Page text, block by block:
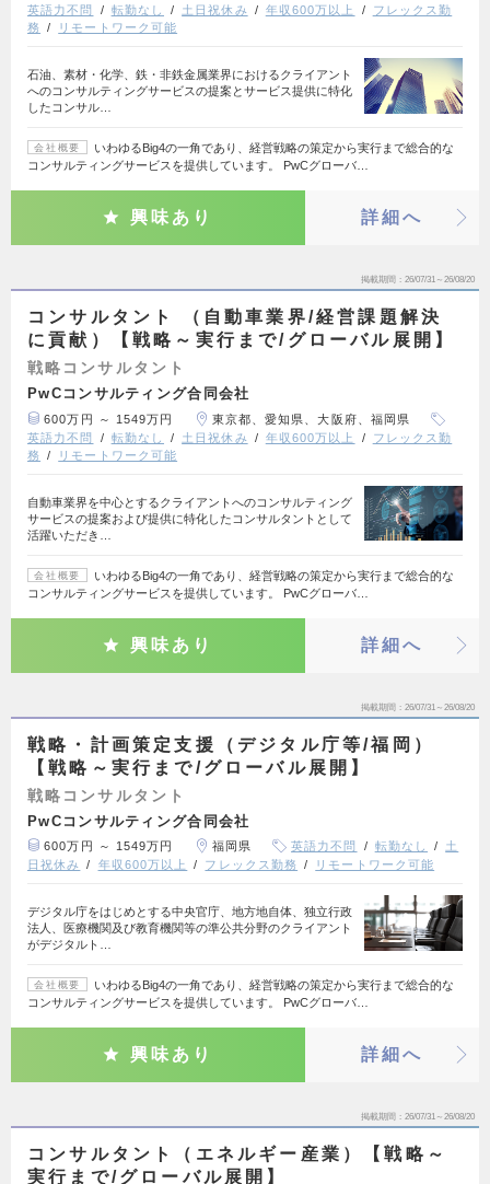
英語力不問
転勤なし 土日祝休み 年収600万以上
フレックス勤
務
リモートワーク可能
石油、素材・化学、鉄・非鉄金属業界におけるクライアント
へのコンサルティングサービスの提案とサービス提供に特化
したコンサル…
会社概要
いわゆるBig4の一角であり、経営戦略の策定から実行まで総合的な
コンサルティングサービスを提供しています。 PwCグローバ…
興味あり 詳細へ
掲載期間 26/07/31～26/08/20
コンサルタント （自動車業界/経営課題解決
に貢献）【戦略～実行まで/グローバル展開】
戦略コンサルタント
PwCコンサルティング合同会社
600万円 ～ 1549万円
東京都、愛知県、大阪府、福岡県
英語力不問
転勤なし 土日祝休み 年収600万以上
フレックス勤
務
リモートワーク可能
自動車業界を中心とするクライアントへのコンサルティング
サービスの提案および提供に特化したコンサルタントとして
活躍いただき…
会社概要
いわゆるBig4の一角であり、経営戦略の策定から実行まで総合的な
コンサルティングサービスを提供しています。 PwCグローバ…
興味あり 詳細へ
掲載期間 26/07/31～26/08/20
戦略・計画策定支援（デジタル庁等/福岡）
【戦略～実行まで/グローバル展開】
戦略コンサルタント
PwCコンサルティング合同会社
600万円 ～ 1549万円 福岡県 英語力不問 転勤なし
土
日祝休み
年収600万以上 フレックス勤務 リモートワーク可能
デジタル庁をはじめとする中央官庁、地方地自体、独立行政
法人、医療機関及び教育機関等の準公共分野のクライアント
がデジタルト…
会社概要
いわゆるBig4の一角であり、経営戦略の策定から実行まで総合的な
コンサルティングサービスを提供しています。 PwCグローバ…
興味あり 詳細へ
掲載期間 26/07/31～26/08/20
コンサルタント（エネルギー産業）【戦略～
実行まで/グローバル展開】